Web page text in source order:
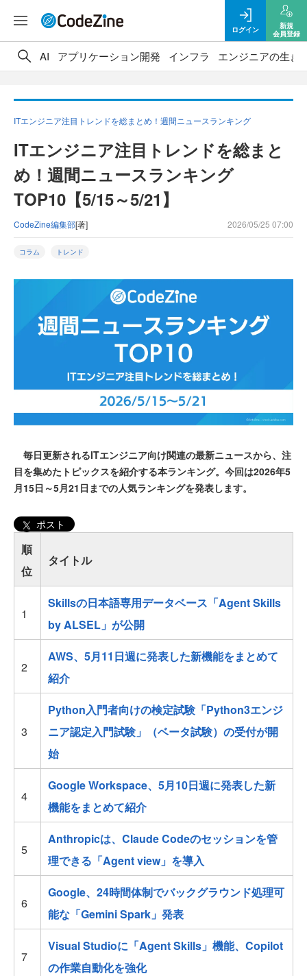
ログイン
新規
会員登録
AI アプリケーション開発 インフラ エンジニアの生き
ITエンジニア注目トレンドを総まとめ！週間ニュースランキング
ITエンジニア注目トレンドを総まと
め！週間ニュースランキング
TOP10【5/15～5/21】
CodeZine編集部[著] 2026/05/25 07:00
コラム トレンド
毎日更新されるITエンジニア向け関連の最新ニュースから、注
目を集めたトピックスを紹介する本ランキング。今回は2026年5
月15日～5月21日までの人気ランキングを発表します。
ポスト
順
位
タイトル
1
Skillsの日本語専用データベース「Agent Skills
by ALSEL」が公開
2
AWS、5月11日週に発表した新機能をまとめて
紹介
3
Python入門者向けの検定試験「Python3エンジ
ニア認定入門試験」（ベータ試験）の受付が開
始
4
Google Workspace、5月10日週に発表した新
機能をまとめて紹介
5
Anthropicは、Claude Codeのセッションを管
理できる「Agent view」を導入
6
Google、24時間体制でバックグラウンド処理可
能な「Gemini Spark」発表
7
Visual Studioに「Agent Skills」機能、Copilot
の作業自動化を強化